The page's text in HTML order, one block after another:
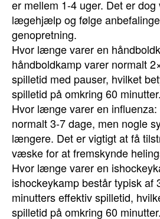
er mellem 1-4 uger. Det er
lægehjælp og følge
genopretning.
Hvor længe varer en
håndboldkamp varer normalt
spilletid med pauser, hvilket
spilletid på omkring 60 minutter.
Hvor længe varer en
normalt 3-7 dage, men nogle
længere. Det er vigtigt at få
væske for at fremskynde
Hvor længe varer en
ishockeykamp består typisk af
minutters effektiv spilletid,
spilletid på omkring 60